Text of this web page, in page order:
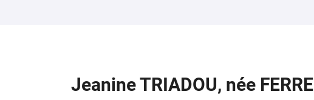
INSCRIPTION
Jeanine TRIADOU, née FERRE